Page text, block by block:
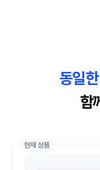
동일
함
현재 상품